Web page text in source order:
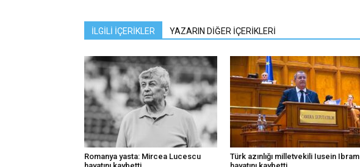
İLGİLİ İÇERİKLER YAZARIN DİĞER İÇERİKLERİ
Romanya yasta: Mircea Lucescu
hayatını kaybetti
Türk azınlığı milletvekili Iusein Ibram
hayatını kaybetti